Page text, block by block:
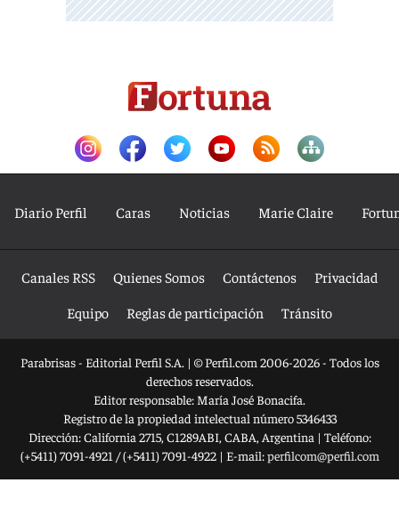
Diario Perfil Caras Noticias Marie Claire
Canales RSS Quienes Somos Contáctenos
Privacidad
Equipo
Reglas de participación Tránsito
Parabrisas - Editorial Perfil S.A. | © Perfil.com 2006-2026 - Todos los
derechos reservados.
Editor responsable: María José Bonacifa.
Registro de la propiedad intelectual número 5346433
Dirección:California 2715, C1289ABI, CABA, Argentina | Teléfono:
(+5411) 7091-4921 /(+5411) 7091-4922| E-mail:perfilcom@perfil.com